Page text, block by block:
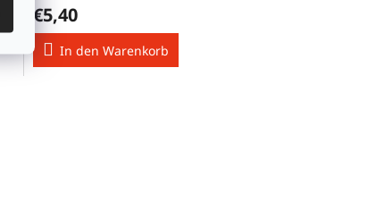
€5,40
In den Warenkorb